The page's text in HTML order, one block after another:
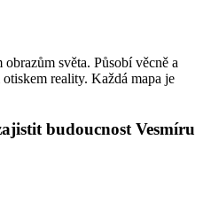
světa. Působí věcně a
reality. Každá mapa je
budoucnost Vesmíru